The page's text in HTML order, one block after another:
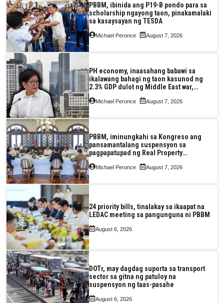
PBBM, ibinida ang P19-B pondo para sa
scholarship ngayong taon, pinakamalaki
sa kasaysayan ng TESDA
Michael Peronce August 7, 2026
PH economy, inaasahang babawi sa
ikalawang bahagi ng taon kasunod ng
2.3% GDP dulot ng Middle East war,
pagkaantala ng public construction
Michael Peronce August 7, 2026
PBBM, iminungkahi sa Kongreso ang
pansamantalang suspensyon sa
pagpapatupad ng Real Property
Valuation and Assessment Reform Act
Michael Peronce August 7, 2026
24 priority bills, tinalakay sa ikaapat na
LEDAC meeting sa pangunguna ni PBBM
August 6, 2026
DOTr, may dagdag suporta sa transport
sector sa gitna ng patuloy na
suspensyon ng taas-pasahe
August 6, 2026